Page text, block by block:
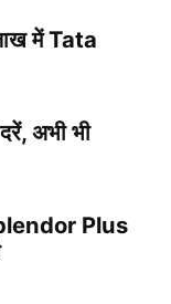
में Tata
अभी भी
Plus